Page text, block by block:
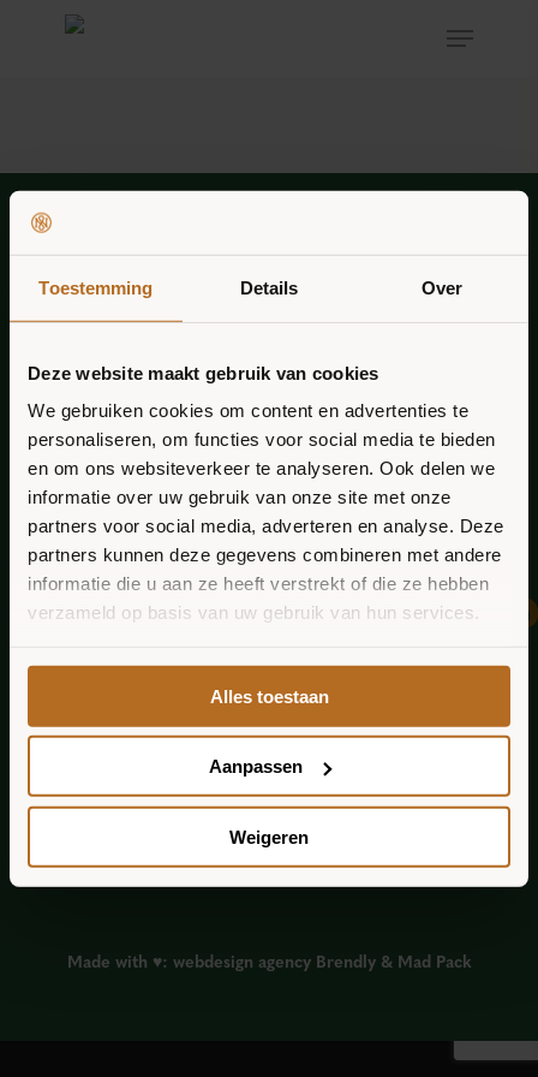
Toestemming Details Over
Deze website maakt gebruik van cookies
We gebruiken cookies om content en advertenties te
personaliseren, om functies voor social media te bieden
en om ons websiteverkeer te analyseren. Ook delen we
informatie over uw gebruik van onze site met onze
partners voor social media, adverteren en analyse. Deze
partners kunnen deze gegevens combineren met andere
informatie die u aan ze heeft verstrekt of die ze hebben
verzameld op basis van uw gebruik van hun services.
Alles toestaan
Aanpassen
Weigeren
FAQ
Vacatures
HÉ VEGGIE LOVER! OP DE
HOOGTE BLIJVEN?
Made with ♥︎: webdesign agency Brendly & Mad Pack
ONZE MISSIE
VERKOOPPUNTEN
NIEUWS